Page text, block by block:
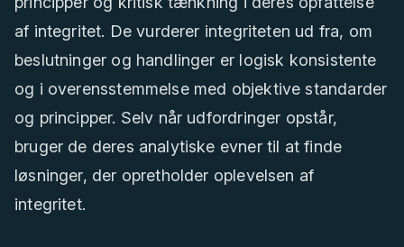
af integritet. De vurderer integriteten ud fra, om
beslutninger og handlinger er logisk konsistente
og i overensstemmelse med objektive standarder
og principper. Selv når udfordringer opstår,
bruger de deres analytiske evner til at finde
løsninger, der opretholder oplevelsen af
integritet.